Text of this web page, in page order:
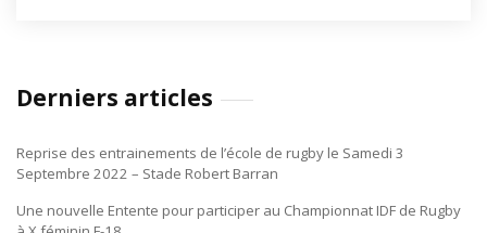
Derniers articles
Reprise des entrainements de l’école de rugby le Samedi 3
Septembre 2022 – Stade Robert Barran
Une nouvelle Entente pour participer au Championnat IDF de Rugby